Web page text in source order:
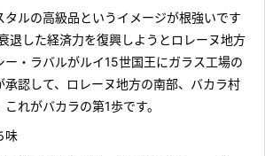
タルの高級品というイメージが根強いです
退した経済力を復興しようとロレーヌ地方
ー・ラバルがルイ15世国王にガラス工場の
認して、ロレーヌ地方の南部、バカラ村
れがバカラの第1歩です。
味